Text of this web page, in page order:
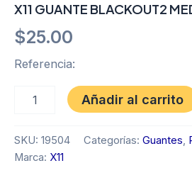
X11 GUANTE BLACKOUT2
$25.00
Referencia:
Añadir al carrito
SKU: 19504 Categorías: Guantes
Marca: X11